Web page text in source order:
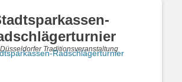
Traditionsveranstaltung